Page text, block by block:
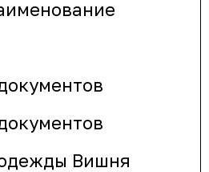
Вишня